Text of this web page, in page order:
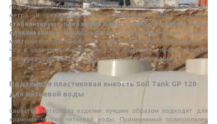
под залегание горизонтального бака в грунт на глубину до 0,8
метра. В резервуаре есть усиливающие ребра, которые
стабилизируют положение бака в грунте и препятствуют
сдавливанию. В базовой комплектации в изделии Соил Танк GP
монтируется пластиковая лестница в горловине. Также известно,
что в полипропиленовых емкостях быстрее и проще сделать
врезку трубопроводов на объекте, если это потребуется
.
Подземная пластиковая емкость Soil Tank GP 120
для питьевой воды
Свойства материала изделия лучшим образом подходят для
хранения чистой питьевой воды. Применяемый полипропилен